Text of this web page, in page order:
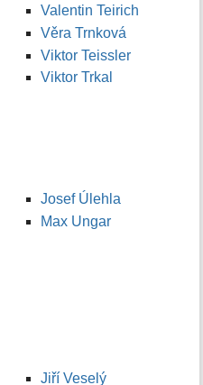
Valentin Teirich
Věra Trnková
Viktor Teissler
Viktor Trkal
Josef Úlehla
Max Ungar
Jiří Veselý